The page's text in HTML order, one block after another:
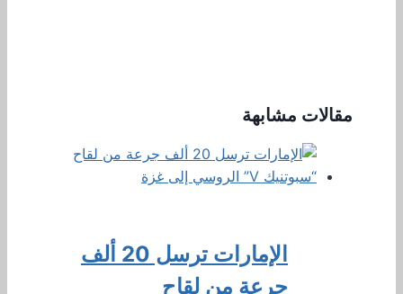
مقالات مشابهة
الإمارات ترسل 20 ألف
جرعة من لقاح